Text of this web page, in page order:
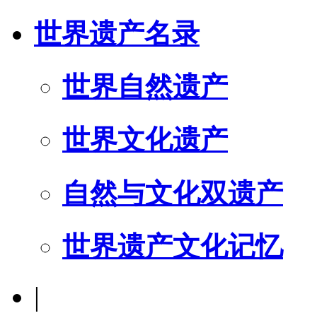
世界遗产名录
世界自然遗产
世界文化遗产
自然与文化双遗产
世界遗产文化记忆
|